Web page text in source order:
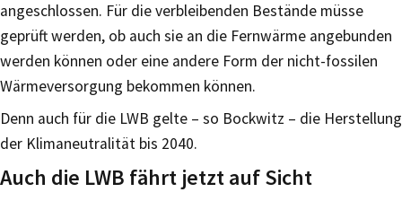
angeschlossen. Für die verbleibenden Bestände müsse
geprüft werden, ob auch sie an die Fernwärme angebunden
werden können oder eine andere Form der nicht-fossilen
Wärmeversorgung bekommen können.
Denn auch für die LWB gelte – so Bockwitz – die Herstellung
der Klimaneutralität bis 2040.
Auch die LWB fährt jetzt auf Sicht